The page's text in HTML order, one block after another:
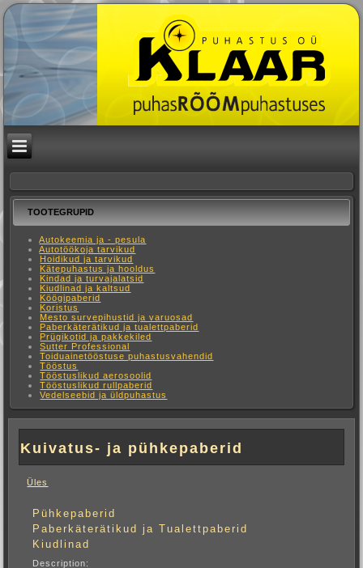
TOOTEGRUPID
Autokeemia ja - pesula
Autotöökoja tarvikud
Hoidikud ja tarvikud
Kätepuhastus ja hooldus
Kindad ja turvajalatsid
Kiudlinad ja kaltsud
Köögipaberid
Koristus
Mesto survepihustid ja varuosad
Paberkäterätikud ja tualettpaberid
Prügikotid ja pakkekiled
Sutter Professional
Toiduainetööstuse puhastusvahendid
Tööstus
Tööstuslikud aerosoolid
Tööstuslikud rullpaberid
Vedelseebid ja üldpuhastus
Kuivatus- ja pühkepaberid
Üles
Pühkepaberid
Paberkäterätikud ja Tualettpaberid
Kiudlinad
Description: